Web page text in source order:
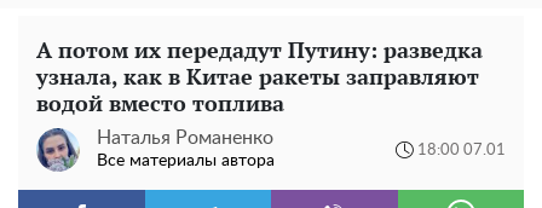
А потом их передадут Путину: разведка
узнала, как в Китае ракеты заправляют
водой вместо топлива
Наталья Романенко
Все материалы автора
18:00 07.01